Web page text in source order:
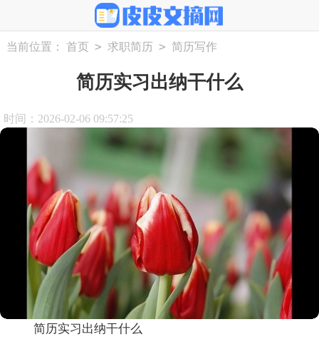
当前位置： 首页 > 求职简历 > 简历写作
简历实习出纳干什么
时间：2026-02-06 09:57:25
简历实习出纳干什么